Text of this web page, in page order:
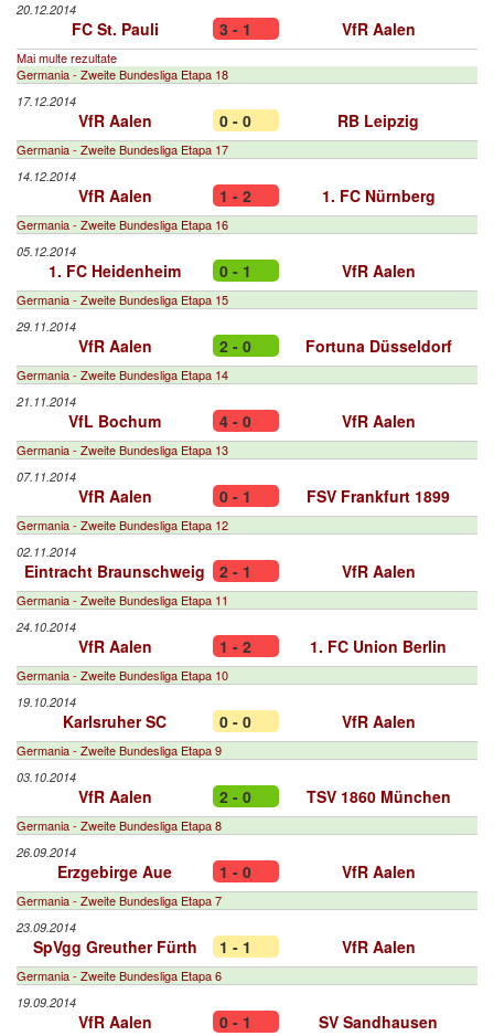
20.12.2014
FC St. Pauli 3 - 1 VfR Aalen
Mai multe rezultate
Germania - Zweite Bundesliga Etapa 18
17.12.2014
VfR Aalen 0 - 0 RB Leipzig
Germania - Zweite Bundesliga Etapa 17
14.12.2014
VfR Aalen 1 - 2 1. FC Nürnberg
Germania - Zweite Bundesliga Etapa 16
05.12.2014
1. FC Heidenheim 0 - 1 VfR Aalen
Germania - Zweite Bundesliga Etapa 15
29.11.2014
VfR Aalen 2 - 0 Fortuna Düsseldorf
Germania - Zweite Bundesliga Etapa 14
21.11.2014
VfL Bochum 4 - 0 VfR Aalen
Germania - Zweite Bundesliga Etapa 13
07.11.2014
VfR Aalen 0 - 1 FSV Frankfurt 1899
Germania - Zweite Bundesliga Etapa 12
02.11.2014
Eintracht Braunschweig 2 - 1 VfR Aalen
Germania - Zweite Bundesliga Etapa 11
24.10.2014
VfR Aalen 1 - 2 1. FC Union Berlin
Germania - Zweite Bundesliga Etapa 10
19.10.2014
Karlsruher SC 0 - 0 VfR Aalen
Germania - Zweite Bundesliga Etapa 9
03.10.2014
VfR Aalen 2 - 0 TSV 1860 München
Germania - Zweite Bundesliga Etapa 8
26.09.2014
Erzgebirge Aue 1 - 0 VfR Aalen
Germania - Zweite Bundesliga Etapa 7
23.09.2014
SpVgg Greuther Fürth 1 - 1 VfR Aalen
Germania - Zweite Bundesliga Etapa 6
19.09.2014
VfR Aalen 0 - 1 SV Sandhausen